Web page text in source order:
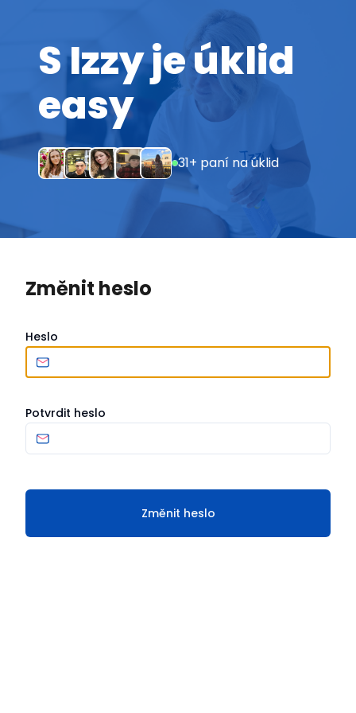
Změnit heslo
Heslo
Potvrdit heslo
Změnit heslo
S Izzy je úklid
easy
31+ paní na úklid